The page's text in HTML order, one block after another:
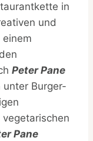
in
und
einem
Peter Pane
unter Burger-
Pane